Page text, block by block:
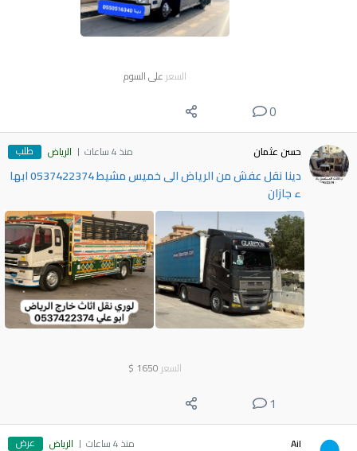
السعر على السوم
0
حسن عثمان منذ 4 ساعات الرياض طلب
دينا نقل عفش من الرياض الى خميس مشيط 0537422374 ابها
ء جازان
السعر 1650
$
1
Ail منذ 4 ساعات الرياض عرض